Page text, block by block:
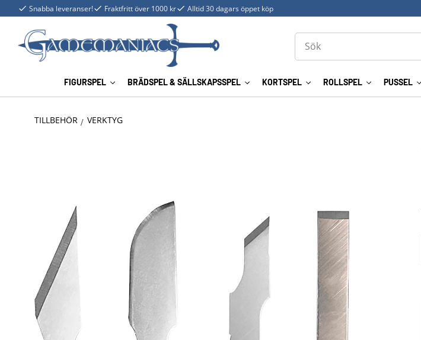
Snabba leveranser! Fraktfritt över 1000 kr Alltid 30 dagars öppet köp
FIGURSPEL BRÄDSPEL & SÄLLSKAPSSPEL KORTSPEL ROLLSPEL PUSSEL
TILLBEHÖR VERKTYG